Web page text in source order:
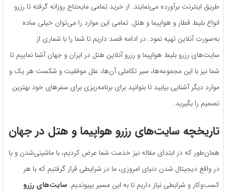
طریق اینترنت برآورده می‌نمایند. از خرید تمامی مایحتاج روزانه گرفته تا رزرو
انواع بلیط قطار و هواپیما و هتل. تمامی این موارد را می‌توان خیلی ساده
به‌صورت آنلاین تهیه نمود. در ادامه قصد داریم تا شما را با شماری از
سایت‌های رزرو بلیط هواپیما و رزرو آنلاین هتل در ایران و جهان آشنا نماییم تا
شما نیز با این مجموعه‌ها، سیر تکاملی آن‌ها، علل موفقیت و شکست هر یک و
موارد دیگر آشنایی بیابید تا بتوانید برای برنامه‌ریزی برای سفر‌های خود بهترین
تصمیم را بگیرید.
تاریخچه سایت‌های رزرو هواپیما و هتل در جهان
همان‌طور که در ابتدای مقاله نیز خدمت شما عرض کردیم، با ماشینی‌شدن و یا
در واقع دیجیتال شدن دنیای امروزی، ما در شرایطی قرار گرفتیم که با هر
کسب‌و‌کار و شرایطی نیاز داریم تا به این مسیر بپیوندیم. سایت‌های رزرو